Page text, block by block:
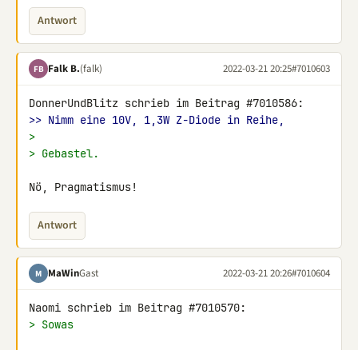
Antwort
FB Falk B.(falk) 2022-03-21 20:25#7010603
>> Nimm eine 10V, 1,3W Z-Diode in Reihe,
>
> Gebastel.
Nö, Pragmatismus!
Antwort
M MaWinGast 2022-03-21 20:26#7010604
> Sowas